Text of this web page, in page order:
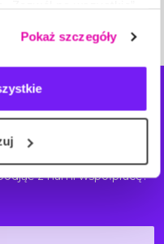
danych osobowych.
Pokaż szczegóły
Planujesz
w Twojej firmie? A
z nami współpracę?